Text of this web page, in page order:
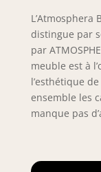
distingue par
par
meuble est à
l’esthétique
ensemble les
manque pas